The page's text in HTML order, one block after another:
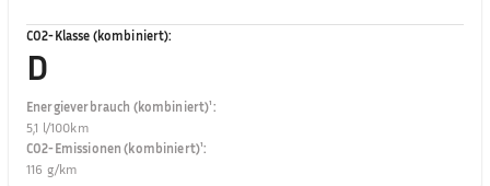
CO2-Klasse (kombiniert):
D
Energieverbrauch (kombiniert)¹:
5,1 l/100km
CO2-Emissionen (kombiniert)¹:
116 g/km